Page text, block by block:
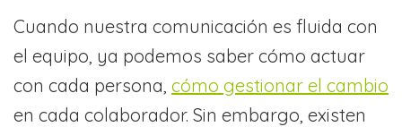
Cuando nuestra comunicación es fluida con
el equipo, ya podemos saber cómo actuar
con cada persona, cómo gestionar el cambio
en cada colaborador. Sin embargo, existen